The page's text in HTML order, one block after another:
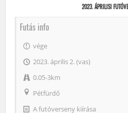
2023. ÁPRILISI
Futás info
vége
2023. április 2. (vas)
0.05-3km
Pétfürdő
A futóverseny kiírása